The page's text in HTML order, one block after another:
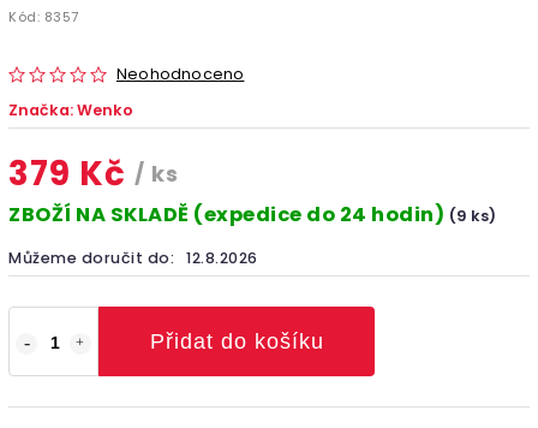
Kód: 8357
Neohodnoceno
Značka:Wenko
379 Kč / ks
ZBOŽÍ NA SKLADĚ (expedice do 24 hodin) (9 ks)
Můžeme doručit do: 12.8.2026
Přidat do košíku